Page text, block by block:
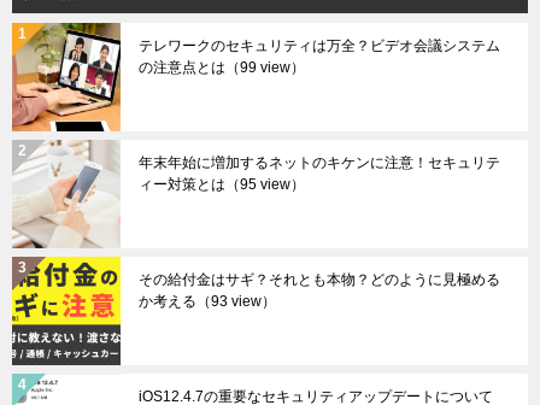
テレワークのセキュリティは万全？ビデオ会議システム
の注意点とは （99 view）
年末年始に増加するネットのキケンに注意！セキュリテ
ィー対策とは （95 view）
その給付金はサギ？それとも本物？どのように見極める
か考える （93 view）
iOS12.4.7の重要なセキュリティアップデートについて